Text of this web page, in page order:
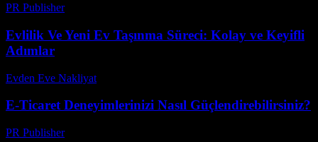
PR Publisher-
Evlilik Ve Yeni Ev Taşınma Süreci: Kolay ve Keyifli
Adımlar
Evden Eve Nakliyat
E-Ticaret Deneyimlerinizi Nasıl Güçlendirebilirsiniz?
PR Publisher-